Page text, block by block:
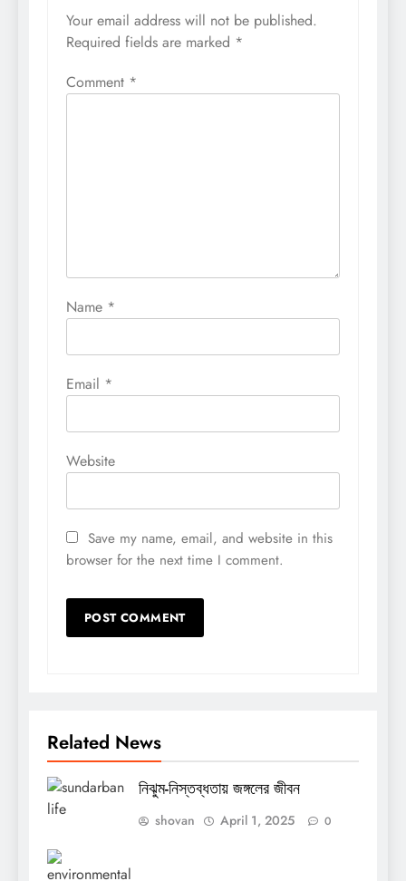
Your email address will not be published.
Required fields are marked *
Comment *
Name *
Email *
Website
Save my name, email, and website in this
browser for the next time I comment.
Related News
নিঝুম-নিস্তব্ধতায় জঙ্গলের জীবন
shovan April 1, 2025 0